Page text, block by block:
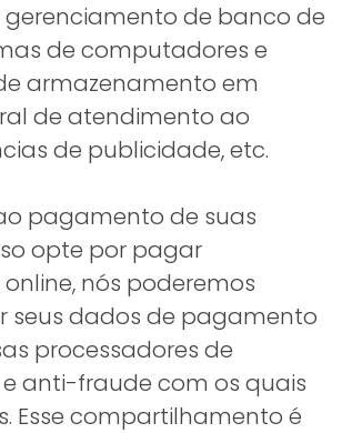
gerenciamento de banco de
de computadores e
armazenamento em
de atendimento ao
de publicidade, etc.
pagamento de suas
opte por pagar
nós poderemos
seus dados de pagamento
processadores de
anti-fraude com os quais
Esse compartilhamento é